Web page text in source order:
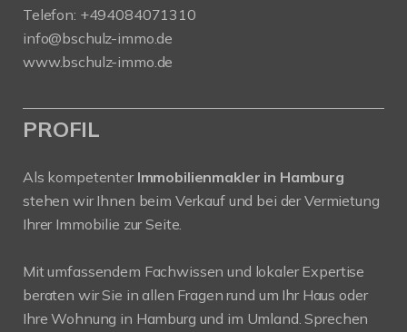
Telefon: +494084071310
info@bschulz-immo.de
www.bschulz-immo.de
PROFIL
Als kompetenter Immobilienmakler in Hamburg
stehen wir Ihnen beim Verkauf und bei der Vermietung
Ihrer Immobilie zur Seite.
Mit umfassendem Fachwissen und lokaler Expertise
beraten wir Sie in allen Fragen rund um Ihr Haus oder
Ihre Wohnung in Hamburg und im Umland. Sprechen